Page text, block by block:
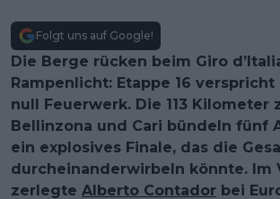
Folgt uns auf Google!
Die Berge rücken beim Giro
Rampenlicht: Etappe 16
null Feuerwerk. Die 113 Kilometer
Bellinzona und Cari bündeln fünf
ein explosives Finale, das die
durcheinanderwirbeln könnte. Im
zerlegte Alberto Contador bei